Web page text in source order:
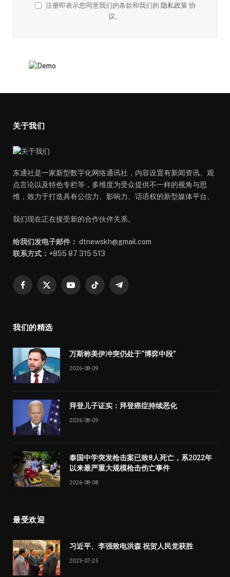
注册即表示您同意我们的条款和我们的 隐私政策协
议。
关于我们
东通社是一家新型数字化网络通讯社，内容设置有新闻资讯、观
点言论以及特色专栏等，多维度为受众提供不一样的视角与思
维，致力于打造具有公信力、影响力、话语权的新型媒体平台。
我们现在正在接受新的合作伙伴关系。
给我们发电子邮件： dtnewskh@gmail.com
联系方式： +855 87 315 513
Facebook
X
YouTubeTikTok Telegram
我们的精选
万斯称美伊冲突仍处于“博弈中段”
2026-08-09
拜登儿子证实：拜登癌症持续恶化
2026-08-09
泰国中学突发枪击案已致8人死亡，系2022年
以来最严重大规模枪击伤亡事件
2026-08-08
最受欢迎
习近平、李强致电洪森 祝贺人民党获胜
2023-07-25